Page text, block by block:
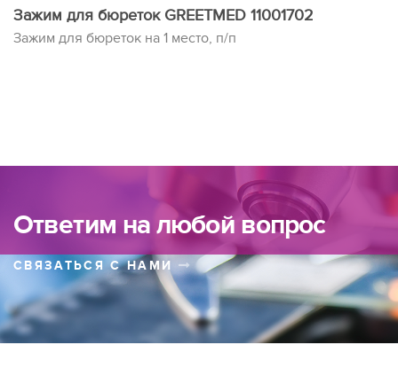
Зажим для бюреток GREETMED 11001702
Зажим для бюреток на 1 место, п/п
Ответим на любой вопрос
СВЯЗАТЬСЯ С НАМИ